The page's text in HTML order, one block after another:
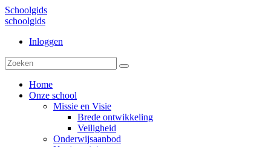
Schoolgids
schoolgids
Inloggen
Home
Onze school
Missie en Visie
Brede ontwikkeling
Veiligheid
Onderwijsaanbod